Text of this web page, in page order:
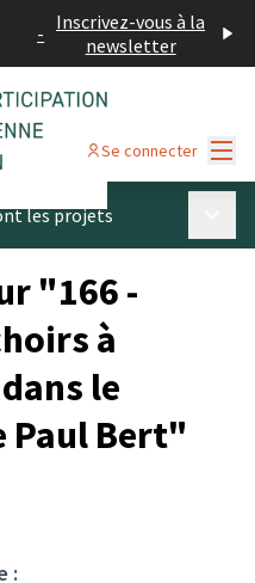
- Inscrivez-vous à la
newsletter
Se connecter
les projets
"166 -
à
le
Bert"
: